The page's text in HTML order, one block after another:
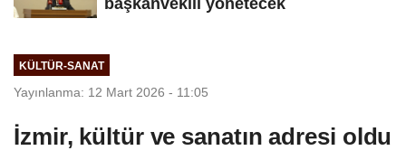
KÜLTÜR-SANAT
Yayınlanma: 12 Mart 2026 - 11:05
İzmir, kültür ve sanatın adresi oldu